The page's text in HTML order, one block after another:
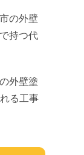
の外壁
持つ代
外壁塗
る工事